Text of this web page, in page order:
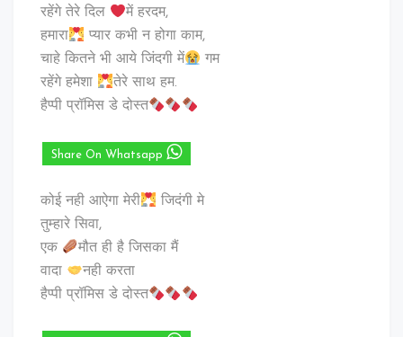
रहेंगे तेरे दिल
में हरदम,
हमारा
प्यार कभी न होगा काम,
चाहे कितने भी आये जिंदगी में
गम
रहेंगे हमेशा
तेरे साथ हम.
हैप्पी प्रॉमिस डे दोस्त
Share On Whatsapp
कोई नही आऐगा मेरी
जिदंगी मे
तुम्हारे सिवा,
एक
मौत ही है जिसका मैं
वादा
नही करता
हैप्पी प्रॉमिस डे दोस्त